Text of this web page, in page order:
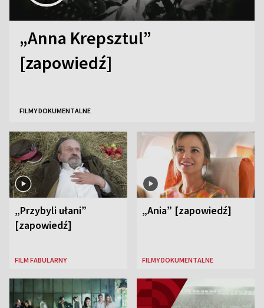
„Anna Krepsztul”
[zapowiedź]
FILMY DOKUMENTALNE
„Przybyli ułani”
[zapowiedź]
FILM FABULARNY
„Ania” [zapowiedź]
FILMY DOKUMENTALNE